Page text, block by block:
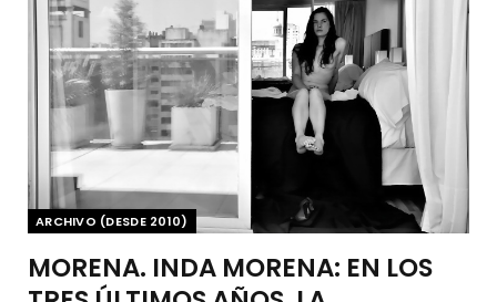
ARCHIVO (DESDE 2010)
MORENA. INDA MORENA: EN LOS